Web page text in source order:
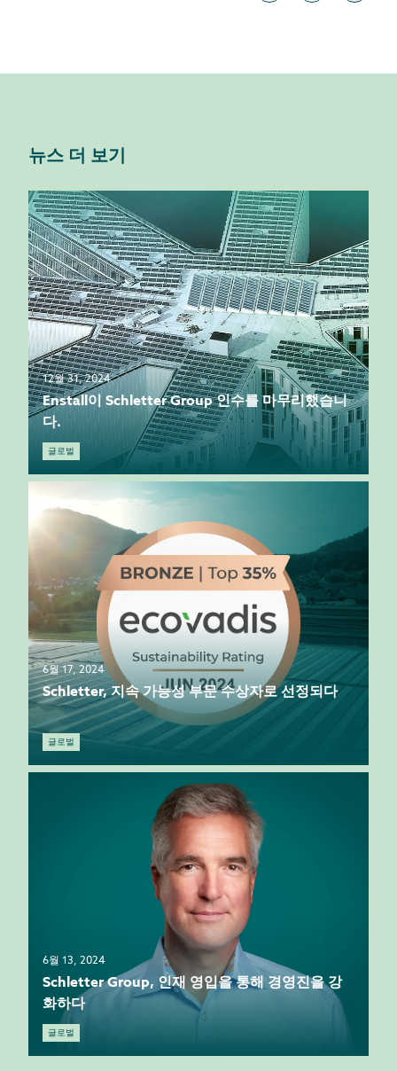
뉴스 더 보기
12월 31, 2024
Enstall이 Schletter Group 인수를 마무리했습니
다.
글로벌
6월 17, 2024
Schletter, 지속 가능성 부문 수상자로 선정되다
글로벌
6월 13, 2024
Schletter Group, 인재 영입을 통해 경영진을 강
화하다
글로벌